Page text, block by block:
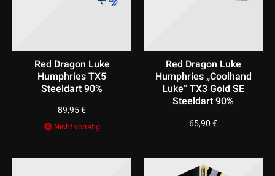
Red Dragon Luke
Humphries TX5
Steeldart 90%
89,95€
Nicht vorrätig
Red Dragon Luke
Humphries „Coolhand
Luke“ TX3 Gold SE
Steeldart 90%
65,90€